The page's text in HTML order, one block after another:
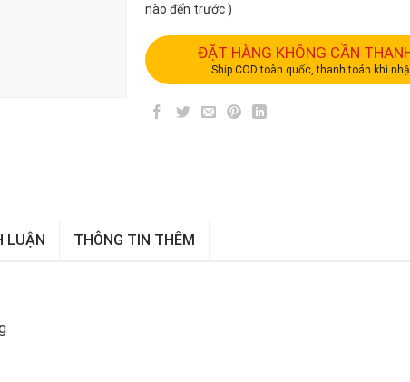
nào đến trước )
ĐẶT HÀNG KHÔNG CẦN
Ship COD toàn quốc, thanh toán khi
LUẬN THÔNG TIN THÊM